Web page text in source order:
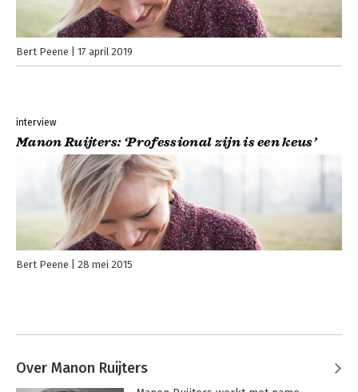
Bert Peene 17 april 2019
interview
Manon Ruijters: ‘Professional zijn is een keus’
Bert Peene 28 mei 2015
Over Manon Ruijters